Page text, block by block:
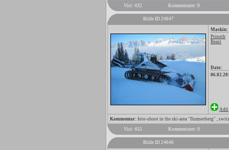
Vist: 432
Kommentarer: 0
Bilde ID 24647
Maskin:
Prinoth
Beast
Dato:
Add
Kommentar: foto-shoot in the ski-area "flumserberg" ,
Vist: 455
Kommentarer: 0
Bilde ID 24646